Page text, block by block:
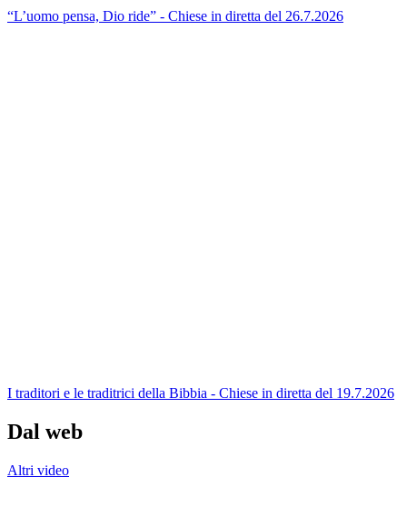
“L’uomo pensa, Dio ride” - Chiese in diretta del 26.7.2026
I traditori e le traditrici della Bibbia - Chiese in diretta del 19.7.2026
Dal web
Altri video